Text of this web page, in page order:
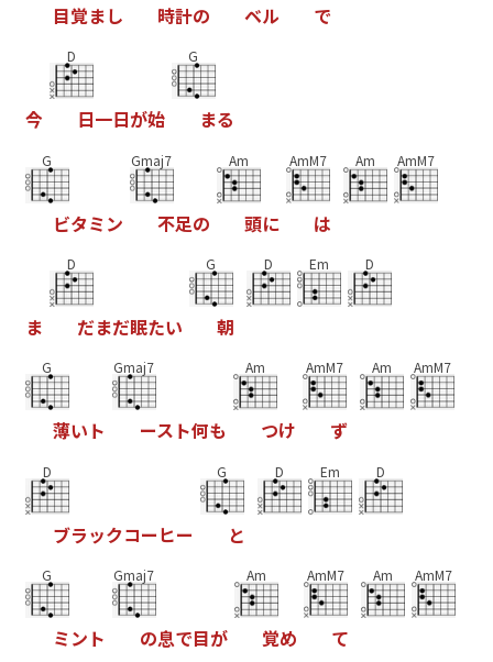
目覚まし 時計の ベル で
今
D
日一日が始
G
まる
G
ビタミン
Gmaj7
不足の
Am
頭に
AmM7
は
Am AmM7
ま
D
だまだ眠たい
G
朝
D Em D
G
薄い ト
Gmaj7
ース ト何も
Am
つけ
AmM7
ず
Am AmM7
D
ブラックコーヒー
G
と
D Em D
G
ミン ト
Gmaj7
の息で目が
Am
覚め
AmM7
て
Am AmM7